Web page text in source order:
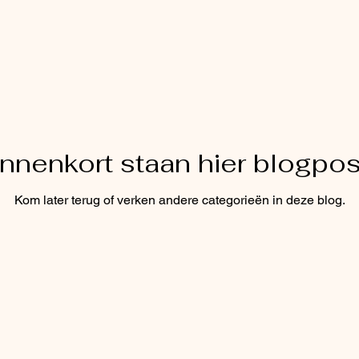
staan hier
Kom later terug of verken andere categorieën in deze blog.